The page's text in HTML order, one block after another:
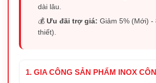
dài lâu.
💰Ưu đãi trợ giá: Giảm 5% (Mới) -
thiết).
1. GIA CÔNG SẢN PHẨM INOX